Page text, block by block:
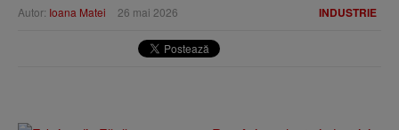
INDUSTRIE
Autor: Ioana Matei 26 mai 2026